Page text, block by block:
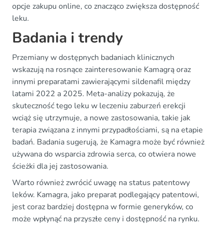
opcje zakupu online, co znacząco zwiększa dostępność
leku.
Badania i trendy
Przemiany w dostępnych badaniach klinicznych
wskazują na rosnące zainteresowanie Kamagrą oraz
innymi preparatami zawierającymi sildenafil między
latami 2022 a 2025. Meta-analizy pokazują, że
skuteczność tego leku w leczeniu zaburzeń erekcji
wciąż się utrzymuje, a nowe zastosowania, takie jak
terapia związana z innymi przypadłościami, są na etapie
badań. Badania sugerują, że Kamagra może być również
używana do wsparcia zdrowia serca, co otwiera nowe
ścieżki dla jej zastosowania.
Warto również zwrócić uwagę na status patentowy
leków. Kamagra, jako preparat podlegający patentowi,
jest coraz bardziej dostępna w formie generyków, co
może wpłynąć na przyszłe ceny i dostępność na rynku.